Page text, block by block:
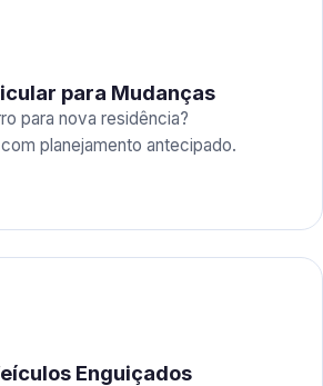
para Mudanças
para nova residência?
planejamento antecipado.
Enguiçados